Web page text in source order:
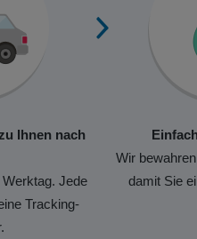
Ihnen nach
Jede
Tracking-
Wir
damit Sie